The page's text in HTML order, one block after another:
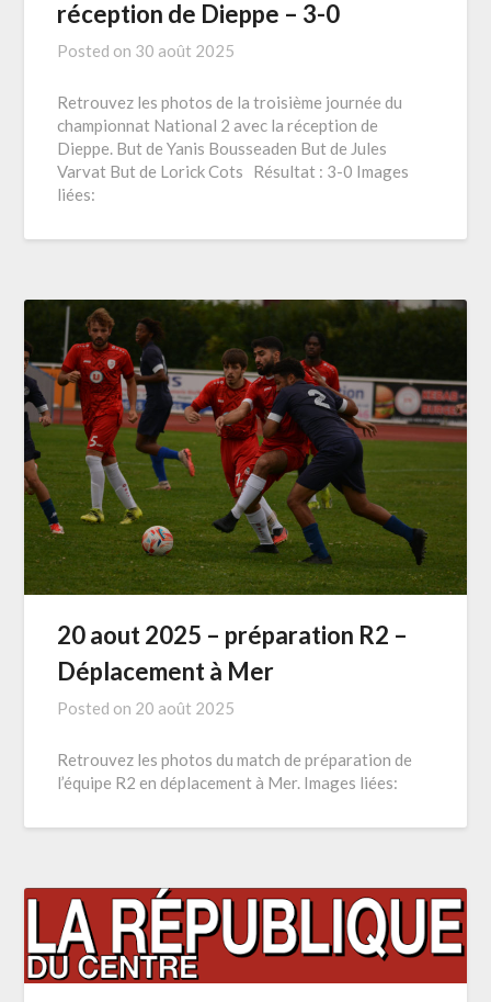
réception de Dieppe – 3-0
Posted on 30 août 2025
Retrouvez les photos de la troisième journée du
championnat National 2 avec la réception de
Dieppe. But de Yanis Bousseaden But de Jules
Varvat But de Lorick Cots Résultat : 3-0 Images
liées:
20 aout 2025 – préparation R2 –
Déplacement à Mer
Posted on 20 août 2025
Retrouvez les photos du match de préparation de
l’équipe R2 en déplacement à Mer. Images liées: